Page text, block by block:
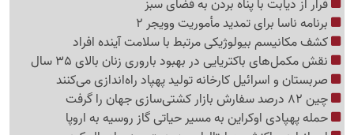
فرار از دیابت با پناه بردن به فضای سبز
برنامه ناسا برای تمدید مأموریت وویجر 2
کشف مکانیسم بیولوژیکی مرتبط با سلامت آینده افراد
نقش مکمل‌های باکتریایی در بهبود باروری زنان بالای 35 سال
صربستان و اسرائیل کارخانه تولید پهپاد راه‌اندازی می‌کنند
چین 82 درصد سفارش بازار کشتی‌سازی جهان را گرفت
حمله پهپادی اوکراین به مسیر حیاتی گاز روسیه به اروپا